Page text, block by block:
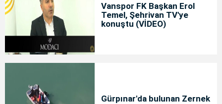
Vanspor FK Başkan Erol
Temel, Şehrivan TV'ye
konuştu (VİDEO)
Gürpınar'da bulunan Zernek